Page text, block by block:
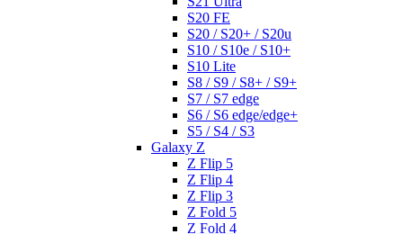
S20 FE
S20 / S20+ / S20u
S10 / S10e / S10+
S10 Lite
S8 / S9 / S8+ / S9+
S7 / S7 edge
S6 / S6 edge/edge+
S5 / S4 / S3
Galaxy Z
Z Flip 5
Z Flip 4
Z Flip 3
Z Fold 5
Z Fold 4